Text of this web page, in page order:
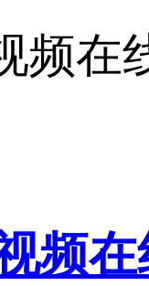
频
频